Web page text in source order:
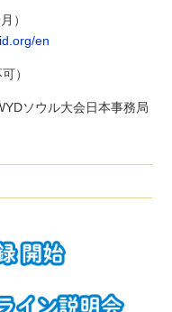
）
en
）
ソウル大会日本事務局